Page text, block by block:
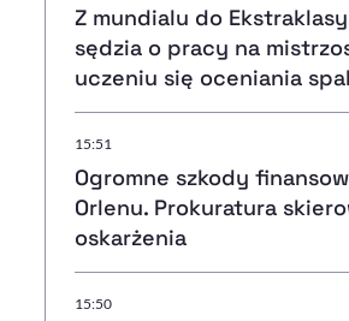
Z mundialu do
sędzia o pracy na
uczeniu się oceniania
15:51
Ogromne szkody
Orlenu. Prokuratura
oskarżenia
15:50